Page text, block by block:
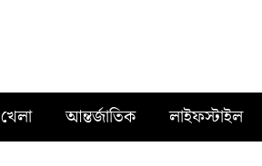
খেলা আন্তর্জাতিক লাইফস্টাইল